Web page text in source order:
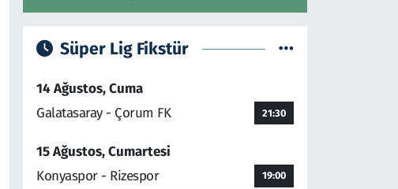
Süper Lig Fikstür
14 Ağustos, Cuma
Galatasaray - Çorum FK
21:30
15 Ağustos, Cumartesi
Konyaspor - Rizespor
19:00